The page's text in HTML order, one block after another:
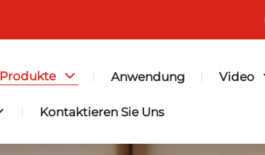
Produkte Anwendung Video
Kontaktieren Sie Uns